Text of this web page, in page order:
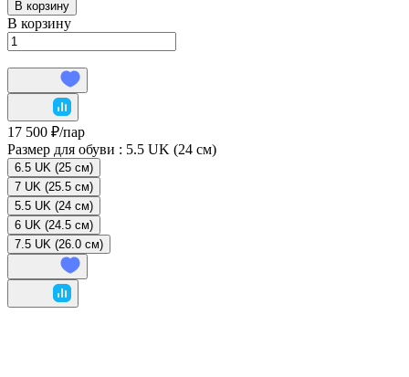
В корзину
В корзину
17 500 ₽/пар
Размер для обуви : 5.5 UK (24 см)
6.5 UK (25 см)
7 UK (25.5 см)
5.5 UK (24 см)
6 UK (24.5 см)
7.5 UK (26.0 см)